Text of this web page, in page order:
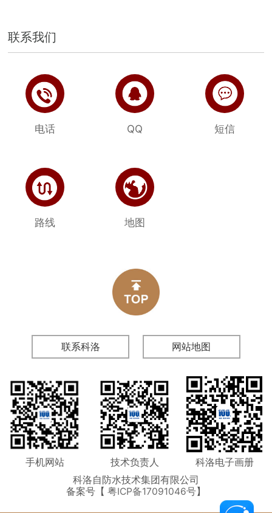
联系我们
电话 QQ 短信
路线 地图
联系科洛 网站地图
手机网站 技术负责人
科洛电子画册
科洛自防水技术集团有限公司
备案号【 粤ICP备17091046号】